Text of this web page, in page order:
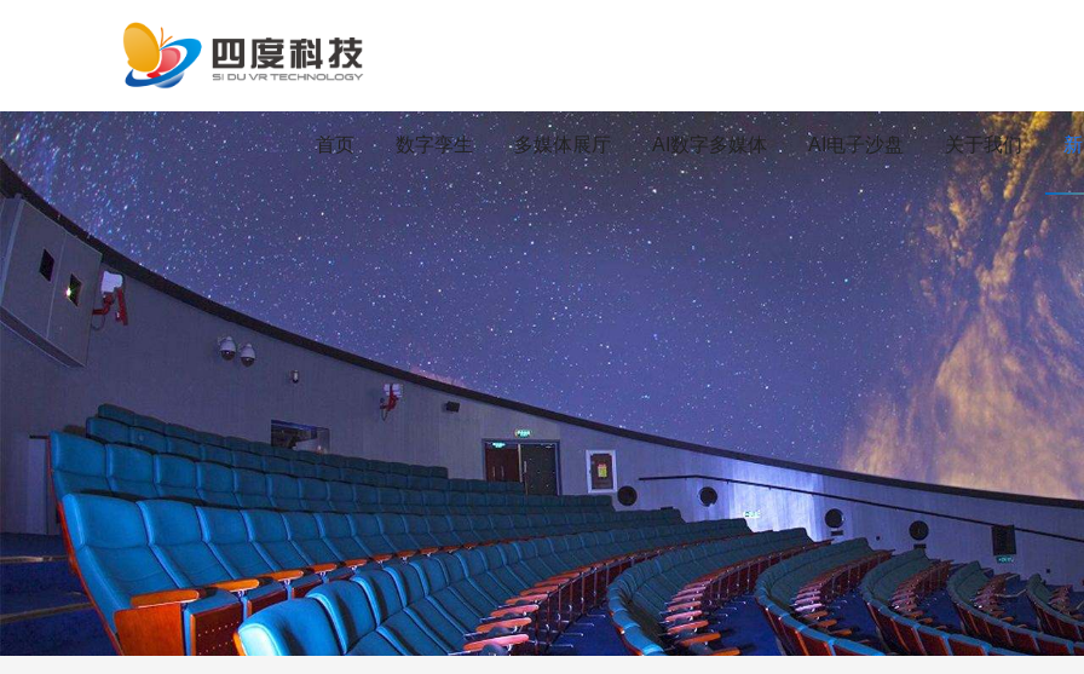
首页 数字孪生 多媒体展厅 AI数字多媒体 AI电子沙盘 关于我们